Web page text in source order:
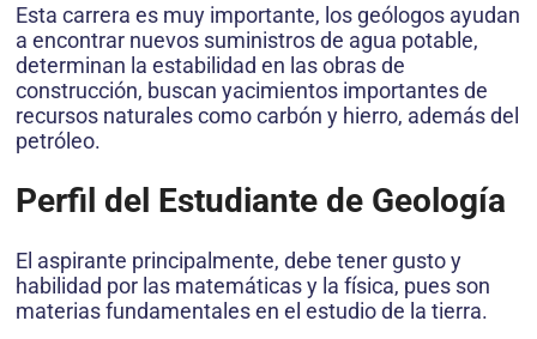
Esta carrera es muy importante, los geólogos ayudan
a encontrar nuevos suministros de agua potable,
determinan la estabilidad en las obras de
construcción, buscan yacimientos importantes de
recursos naturales como carbón y hierro, además del
petróleo.
Perfil del Estudiante de Geología
El aspirante principalmente, debe tener gusto y
habilidad por las matemáticas y la física, pues son
materias fundamentales en el estudio de la tierra.